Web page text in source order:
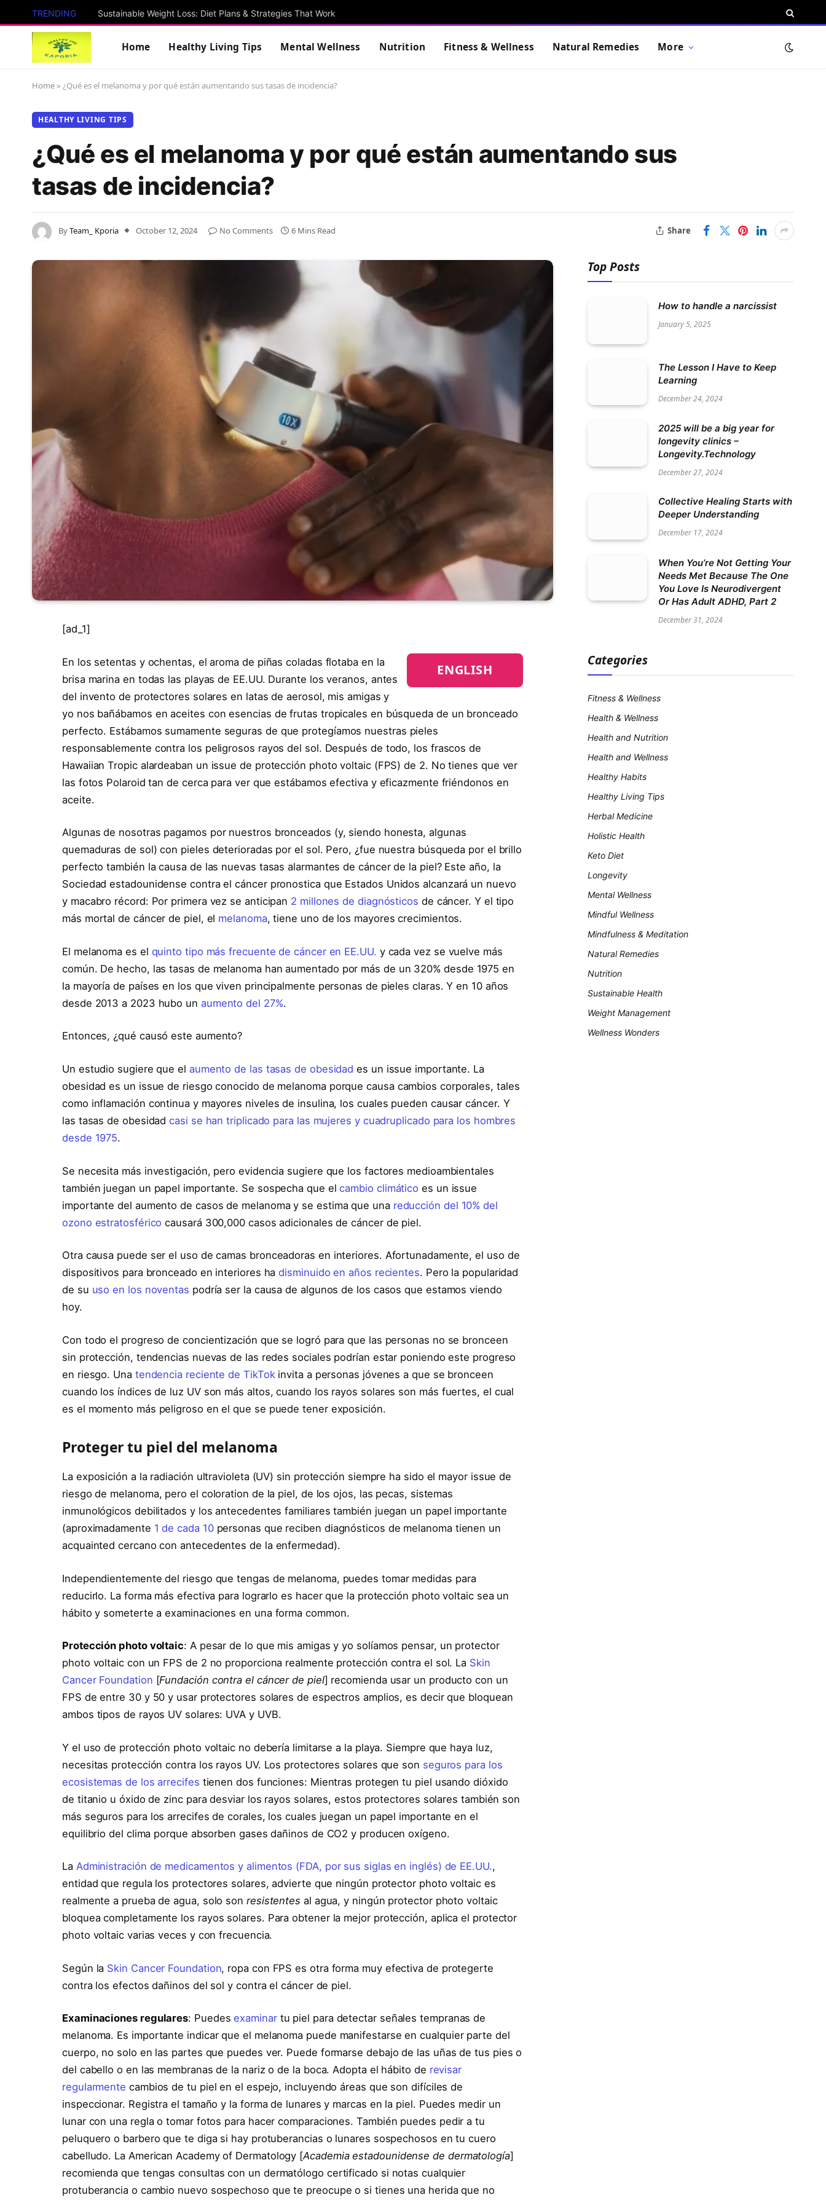
TRENDING Sustainable Weight Loss: Diet Plans & Strategies That Work
Home Healthy Living Tips Mental Wellness Nutrition Fitness & Wellness Natural Remedies More
Home » ¿Qué es el melanoma y por qué están aumentando sus tasas de incidencia?
HEALTHY LIVING TIPS
¿Qué es el melanoma y por qué están aumentando sus
tasas de incidencia?
ByTeam_ Kporia October 12, 2024 No Comments 6 Mins Read Share
[ad_1]
ENGLISH
En los setentas y ochentas, el aroma de piñas coladas flotaba en la
brisa marina en todas las playas de EE.UU. Durante los veranos, antes
del invento de protectores solares en latas de aerosol, mis amigas y
yo nos bañábamos en aceites con esencias de frutas tropicales en búsqueda de un bronceado
perfecto. Estábamos sumamente seguras de que protegíamos nuestras pieles
responsablemente contra los peligrosos rayos del sol. Después de todo, los frascos de
Hawaiian Tropic alardeaban un issue de protección photo voltaic (FPS) de 2. No tienes que ver
las fotos Polaroid tan de cerca para ver que estábamos efectiva y eficazmente friéndonos en
aceite.
Algunas de nosotras pagamos por nuestros bronceados (y, siendo honesta, algunas
quemaduras de sol) con pieles deterioradas por el sol. Pero, ¿fue nuestra búsqueda por el brillo
perfecto también la causa de las nuevas tasas alarmantes de cáncer de la piel? Este año, la
Sociedad estadounidense contra el cáncer pronostica que Estados Unidos alcanzará un nuevo
y macabro récord: Por primera vez se anticipan 2 millones de diagnósticos de cáncer. Y el tipo
más mortal de cáncer de piel, el melanoma, tiene uno de los mayores crecimientos.
El melanoma es el quinto tipo más frecuente de cáncer en EE.UU. y cada vez se vuelve más
común. De hecho, las tasas de melanoma han aumentado por más de un 320% desde 1975 en
la mayoría de países en los que viven principalmente personas de pieles claras. Y en 10 años
desde 2013 a 2023 hubo un aumento del 27%.
Entonces, ¿qué causó este aumento?
Un estudio sugiere que el aumento de las tasas de obesidad es un issue importante. La
obesidad es un issue de riesgo conocido de melanoma porque causa cambios corporales, tales
como inflamación continua y mayores niveles de insulina, los cuales pueden causar cáncer. Y
las tasas de obesidad casi se han triplicado para las mujeres y cuadruplicado para los hombres
desde 1975.
Se necesita más investigación, pero evidencia sugiere que los factores medioambientales
también juegan un papel importante. Se sospecha que el cambio climático es un issue
importante del aumento de casos de melanoma y se estima que una reducción del 10% del
ozono estratosférico causará 300,000 casos adicionales de cáncer de piel.
Otra causa puede ser el uso de camas bronceadoras en interiores. Afortunadamente, el uso de
dispositivos para bronceado en interiores ha disminuido en años recientes. Pero la popularidad
de su uso en los noventas podría ser la causa de algunos de los casos que estamos viendo
hoy.
Con todo el progreso de concientización que se logró para que las personas no se bronceen
sin protección, tendencias nuevas de las redes sociales podrían estar poniendo este progreso
en riesgo. Una tendencia reciente de TikTok invita a personas jóvenes a que se bronceen
cuando los índices de luz UV son más altos, cuando los rayos solares son más fuertes, el cual
es el momento más peligroso en el que se puede tener exposición.
Proteger tu piel del melanoma
La exposición a la radiación ultravioleta (UV) sin protección siempre ha sido el mayor issue de
riesgo de melanoma, pero el coloration de la piel, de los ojos, las pecas, sistemas
inmunológicos debilitados y los antecedentes familiares también juegan un papel importante
(aproximadamente 1 de cada 10personas que reciben diagnósticos de melanoma tienen un
acquainted cercano con antecedentes de la enfermedad).
Independientemente del riesgo que tengas de melanoma, puedes tomar medidas para
reducirlo. La forma más efectiva para lograrlo es hacer que la protección photo voltaic sea un
hábito y someterte a examinaciones en una forma common.
Protección photo voltaic: A pesar de lo que mis amigas y yo solíamos pensar, un protector
photo voltaic con un FPS de 2 no proporciona realmente protección contra el sol. La Skin
Cancer Foundation [Fundación contra el cáncer de piel] recomienda usar un producto con un
FPS de entre 30 y 50 y usar protectores solares de espectros amplios, es decir que bloquean
ambos tipos de rayos UV solares: UVA y UVB.
Y el uso de protección photo voltaic no debería limitarse a la playa. Siempre que haya luz,
necesitas protección contra los rayos UV. Los protectores solares que son seguros para los
ecosistemas de los arrecifes tienen dos funciones: Mientras protegen tu piel usando dióxido
de titanio u óxido de zinc para desviar los rayos solares, estos protectores solares también son
más seguros para los arrecifes de corales, los cuales juegan un papel importante en el
equilibrio del clima porque absorben gases dañinos de CO2 y producen oxígeno.
La Administración de medicamentos y alimentos (FDA, por sus siglas en inglés) de EE.UU.,
entidad que regula los protectores solares, advierte que ningún protector photo voltaic es
realmente a prueba de agua, solo son resistentes al agua, y ningún protector photo voltaic
bloquea completamente los rayos solares. Para obtener la mejor protección, aplica el protector
photo voltaic varias veces y con frecuencia.
Según la Skin Cancer Foundation, ropa con FPS es otra forma muy efectiva de protegerte
contra los efectos dañinos del sol y contra el cáncer de piel.
Examinaciones regulares: Puedes examinartu piel para detectar señales tempranas de
melanoma. Es importante indicar que el melanoma puede manifestarse en cualquier parte del
cuerpo, no solo en las partes que puedes ver. Puede formarse debajo de las uñas de tus pies o
del cabello o en las membranas de la nariz o de la boca. Adopta el hábito de revisar
regularmente cambios de tu piel en el espejo, incluyendo áreas que son difíciles de
inspeccionar. Registra el tamaño y la forma de lunares y marcas en la piel. Puedes medir un
lunar con una regla o tomar fotos para hacer comparaciones. También puedes pedir a tu
peluquero o barbero que te diga si hay protuberancias o lunares sospechosos en tu cuero
cabelludo. La American Academy of Dermatology [Academia estadounidense de dermatología]
recomienda que tengas consultas con un dermatólogo certificado si notas cualquier
protuberancia o cambio nuevo sospechoso que te preocupe o si tienes una herida que no
Top Posts
How to handle a narcissist
January 5, 2025
The Lesson I Have to Keep
Learning
December 24, 2024
2025 will be a big year for
longevity clinics –
Longevity.Technology
December 27, 2024
Collective Healing Starts with
Deeper Understanding
December 17, 2024
When You’re Not Getting Your
Needs Met Because The One
You Love Is Neurodivergent
Or Has Adult ADHD, Part 2
December 31, 2024
Categories
Fitness & Wellness
Health & Wellness
Health and Nutrition
Health and Wellness
Healthy Habits
Healthy Living Tips
Herbal Medicine
Holistic Health
Keto Diet
Longevity
Mental Wellness
Mindful Wellness
Mindfulness & Meditation
Natural Remedies
Nutrition
Sustainable Health
Weight Management
Wellness Wonders